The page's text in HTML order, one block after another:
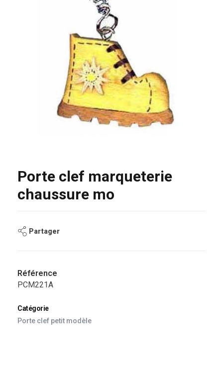
Porte clef marqueterie
chaussure mo
Partager
Référence
PCM221A
Catégorie
Porte clef petit modèle